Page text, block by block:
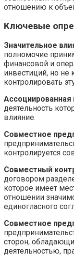
отношению к
Ключевые
Значительное
полномочие
финансовой и
инвестиций, но не
контролировать
Ассоциированная
деятельность
влияние.
Совместное
контролируется
Совместный
договором
которое имеет
отношении
единогласного
Совместное
сторон,
деятельностью,